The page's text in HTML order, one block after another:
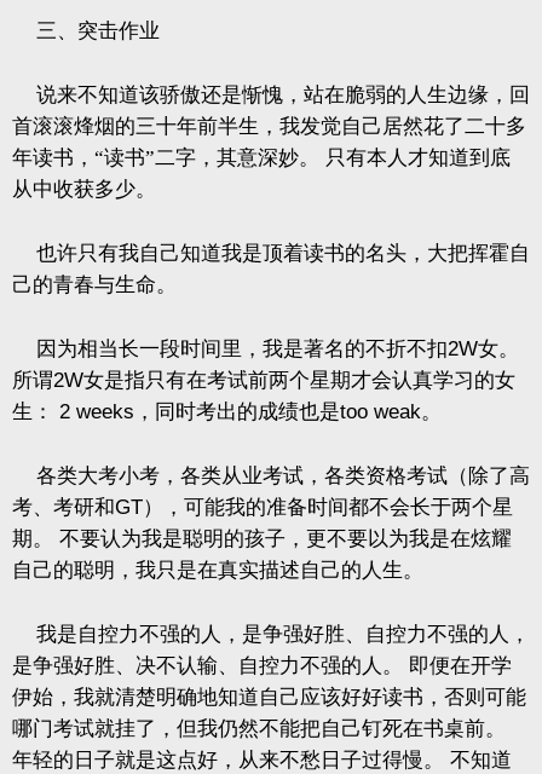
三、突击作业
说来不知道该骄傲还是惭愧，站在脆弱的人生边缘，回
首滚滚烽烟的三十年前半生，我发觉自己居然花了二十多
年读书，“读书”二字，其意深妙。
只有本人才知道到底
从中收获多少。
也许只有我自己知道我是顶着读书的名头，大把挥霍自
己的青春与生命。
因为相当长一段时间里，我是著名的不折不扣2W女。
所谓2W女是指只有在考试前两个星期才会认真学习的女
生：
2 weeks ，同时考出的成绩也是too weak。
各类大考小考，各类从业考试，各类资格考试（除了高
考、考研和GT），可能我的准备时间都不会长于两个星
期。
不要认为我是聪明的孩子，更不要以为我是在炫耀
自己的聪明，我只是在真实描述自己的人生。
我是自控力不强的人，是争强好胜、自控力不强的人，
是争强好胜、决不认输、自控力不强的人。
即便在开学
伊始，我就清楚明确地知道自己应该好好读书，否则可能
哪门考试就挂了，但我仍然不能把自己钉死在书桌前。
年轻的日子就是这点好，从来不愁日子过得慢。
不知道